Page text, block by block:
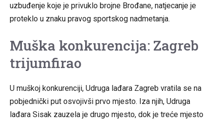
uzbuđenje koje je privuklo brojne Brođane, natjecanje je
proteklo u znaku pravog sportskog nadmetanja.
Muška konkurencija: Zagreb
trijumfirao
U muškoj konkurenciji, Udruga lađara Zagreb vratila se na
pobjednički put osvojivši prvo mjesto. Iza njih, Udruga
lađara Sisak zauzela je drugo mjesto, dok je treće mjesto